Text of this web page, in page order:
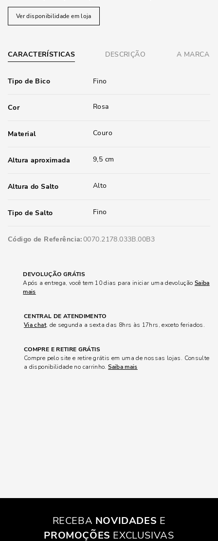
Ver disponibilidade em loja
CARACTERÍSTICAS DESCRIÇÃO A MARCA
Tipo de Bico Fino
Cor Rosa
Material Couro
Altura aproximada 9,5 cm
Altura do Salto Alto
Tipo de Salto Fino
Código de Referência 0070.2178.033B.00B3
DEVOLUÇÃO GRÁTIS
Após a entrega, você tem 10 dias para iniciar uma devolução Saiba
mais
CENTRAL DE ATENDIMENTO
Via chat, de segunda a sexta das 8hrs às 17hrs, exceto feriados.
COMPRE E RETIRE GRÁTIS
Compre pelo site e retire grátis em uma de nossas lojas. Consulte
a disponibilidade no carrinho.Saiba mais
RECEBA NOVIDADES E
PROMOÇÕES EXCLUSIVAS